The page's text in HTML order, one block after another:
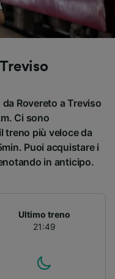
Rovereto a Treviso
Ci sono
treno più veloce da
Puoi acquistare i
in anticipo.
Ultimo treno
21:49
precisi.
del
prestazioni